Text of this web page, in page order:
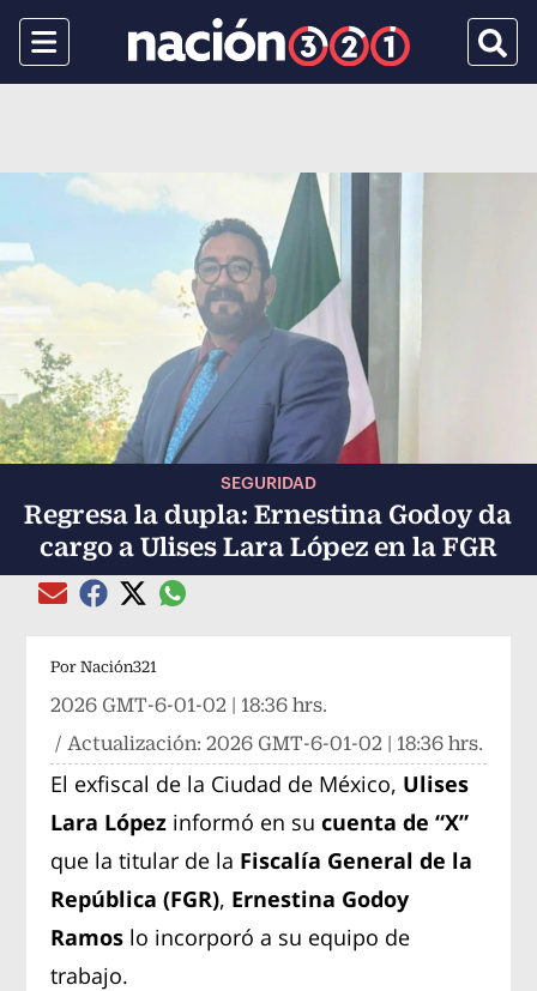
Menu
SEGURIDAD
Regresa la dupla: Ernestina Godoy da
cargo a Ulises Lara López en la FGR
Compartir el artículo actual mediante Email
Compartir el artículo actual mediante Facebook
Compartir el artículo actual mediante Twitter
Compartir el artículo actual mediante
Por Nación321
2026 GMT-6-01-02 | 18:36 hrs.
/ Actualización:2026 GMT-6-01-02 | 18:36 hrs.
El exfiscal de la Ciudad de México, Ulises
Lara López informó en sucuenta de “X”
que la titular de la Fiscalía General de la
República (FGR), Ernestina Godoy
Ramos lo incorporó a su equipo de
trabajo.